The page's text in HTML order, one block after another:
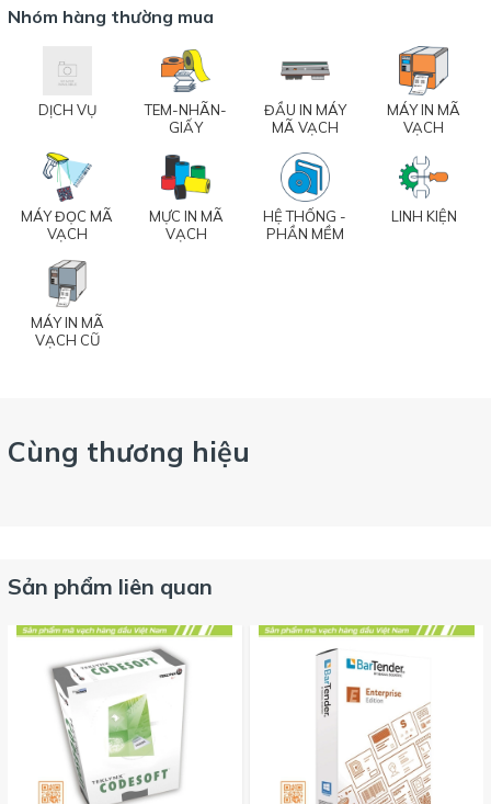
Nhóm hàng thường mua
DỊCH VỤ
TEM-NHÃN-
GIẤY
ĐẦU IN MÁY
MÃ VẠCH
MÁY IN MÃ
VẠCH
MÁY ĐỌC MÃ
VẠCH
MỰC IN MÃ
VẠCH
HỆ THỐNG -
PHẦN MỀM
LINH KIỆN
MÁY IN MÃ
VẠCH CŨ
Cùng thương hiệu
Sản phẩm liên quan